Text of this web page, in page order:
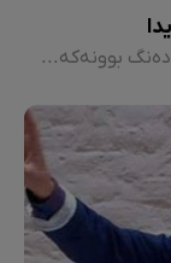
ئەم کتێبە کتێبێکی فرە دەنگە؛ سەرەڕای فرەدەنگ بوونەکەشی، لە دەمی کەسی یەکەم و بە مۆنۆلۆگەوە نووسراوە. کتێبەکە لە سەرەتاوە تا کۆتایی لە ڕێگەی دەمی کارەکتەری سەرەکیمان کالۆوە گێڕدراوەتەوە.